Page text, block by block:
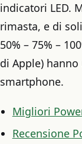
indicatori LED.
rimasta, e di
50% – 75% –
di Apple)
smartphone.
Migliori
Recensione